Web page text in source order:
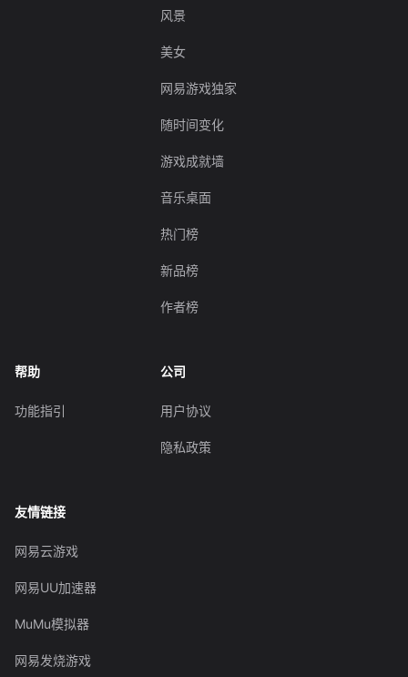
风景
美女
网易游戏独家
随时间变化
游戏成就墙
音乐桌面
热门榜
新品榜
作者榜
帮助
功能指引
公司
用户协议
隐私政策
友情链接
网易云游戏
网易UU加速器
MuMu模拟器
网易发烧游戏